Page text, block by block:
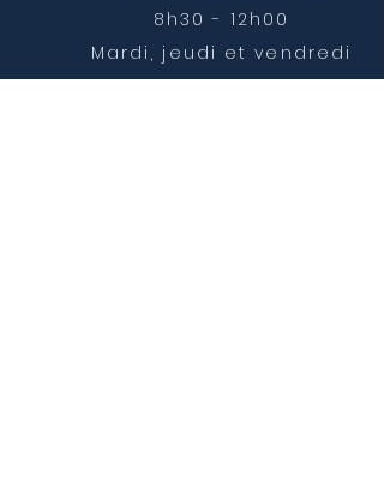
8h30 - 12h00
Mardi, jeudi et vendredi
8h30 - 12h00 et 14h00 -